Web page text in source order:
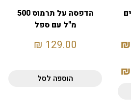
₪
₪
הדפסה על תרמוס 500
מ"ל עם ספל
129.00
₪
הוספה לסל